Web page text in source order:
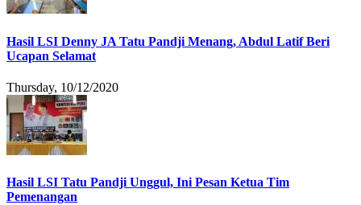
Hasil LSI Denny JA Tatu Pandji Menang, Abdul Latif Beri
Ucapan Selamat
Thursday, 10/12/2020
Hasil LSI Tatu Pandji Unggul, Ini Pesan Ketua Tim
Pemenangan